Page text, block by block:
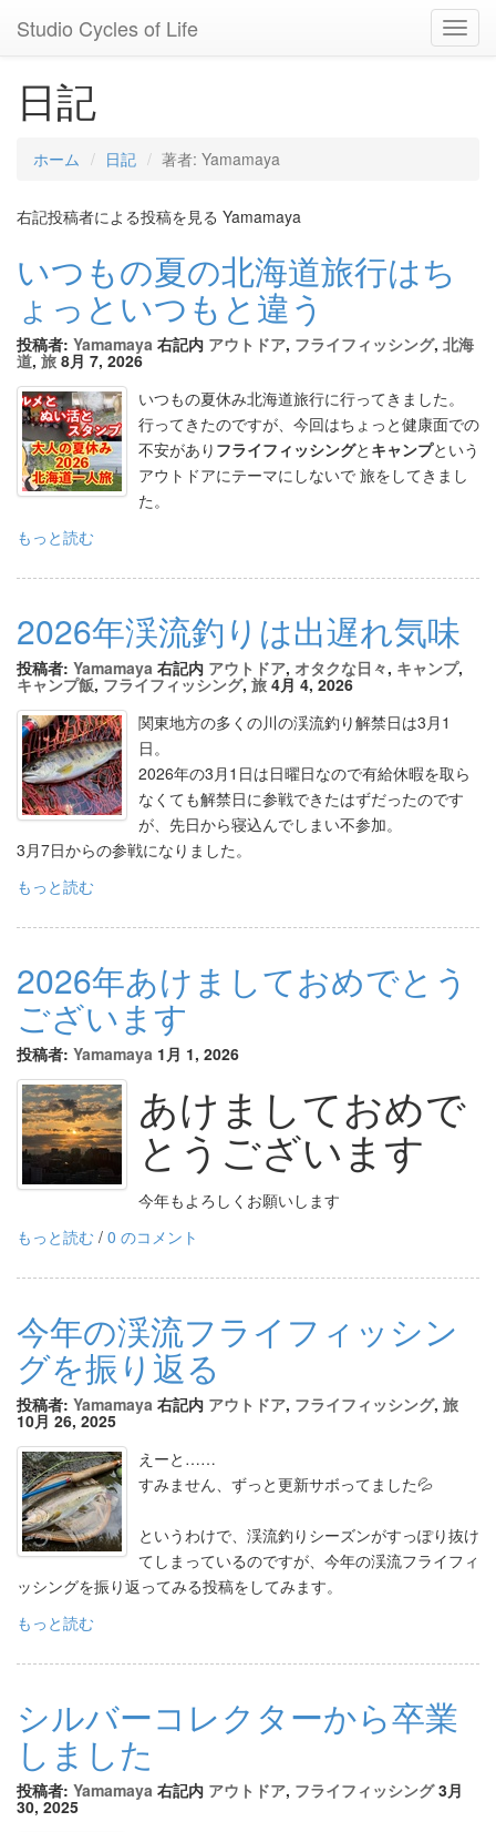
Studio Cycles of Life
日記
ホーム 日記 著者: Yamamaya
右記投稿者による投稿を見る Yamamaya
いつもの夏の北海道旅行はち
ょっといつもと違う
投稿者: Yamamaya 右記内 アウトドア, フライフィッシング, 北海
道, 旅 8月 7, 2026
いつもの夏休み北海道旅行に行ってきました。
行ってきたのですが、今回はちょっと健康面での
不安があり フライフィッシングと キャンプという
アウトドアにテーマにしないで 旅をしてきまし
た。
もっと読む
2026年渓流釣りは出遅れ気味
投稿者: Yamamaya 右記内 アウトドア, オタクな日々, キャンプ,
キャンプ飯, フライフィッシング, 旅 4月 4, 2026
関東地方の多くの川の渓流釣り解禁日は3月1
日。
2026年の3月1日は日曜日なので有給休暇を取ら
なくても解禁日に参戦できたはずだったのです
が、先日から寝込んでしまい不参加。
3月7日からの参戦になりました。
もっと読む
2026年あけましておめでとう
ございます
投稿者: Yamamaya 1月 1, 2026
あけましておめで
とうございます
今年もよろしくお願いします
もっと読む / 0 のコメント
今年の渓流フライフィッシン
グを振り返る
投稿者: Yamamaya 右記内 アウトドア, フライフィッシング, 旅
10月 26, 2025
えーと……
すみません、ずっと更新サボってました💦
というわけで、渓流釣りシーズンがすっぽり抜け
てしまっているのですが、今年の渓流フライフィ
ッシングを振り返ってみる投稿をしてみます。
もっと読む
シルバーコレクターから卒業
しました
投稿者: Yamamaya 右記内 アウトドア, フライフィッシング3月
30, 2025